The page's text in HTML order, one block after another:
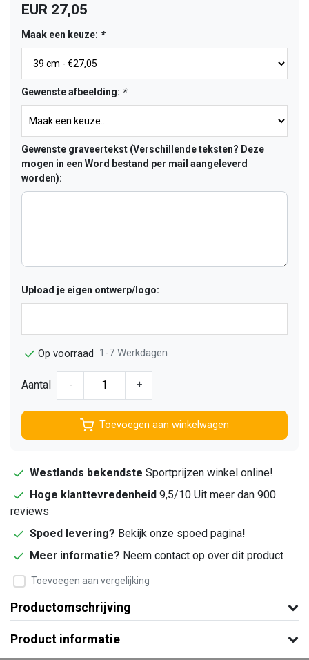
EUR 27,05
Maak een keuze: *
Gewenste afbeelding: *
Gewenste graveertekst (Verschillende teksten? Deze
mogen in een Word bestand per mail aangeleverd
worden):
Upload je eigen ontwerp/logo:
Op voorraad 1-7 Werkdagen
Aantal - +
Toevoegen aan winkelwagen
Westlands bekendste Sportprijzen winkel online!
Hoge klanttevredenheid 9,5/10 Uit meer dan 900
reviews
Spoed levering? Bekijk onze spoed pagina!
Meer informatie? Neem contact op over dit product
Toevoegen aan vergelijking
Productomschrijving
Product informatie